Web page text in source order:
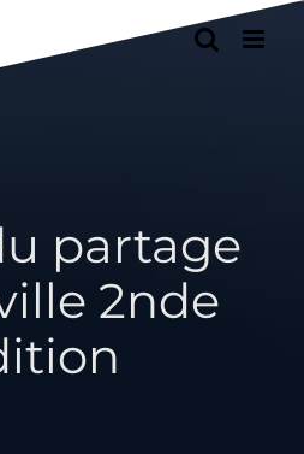
partage
2nde